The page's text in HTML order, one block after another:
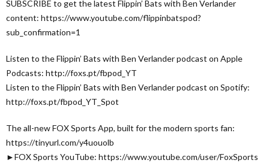
SUBSCRIBE to get the latest Flippin’ Bats with Ben Verlander
content: https://www.youtube.com/flippinbatspod?
sub_confirmation=1
Listen to the Flippin’ Bats with Ben Verlander podcast on Apple
Podcasts: http://foxs.pt/fbpod_YT
Listen to the Flippin’ Bats with Ben Verlander podcast on Spotify:
http://foxs.pt/fbpod_YT_Spot
The all-new FOX Sports App, built for the modern sports fan:
https://tinyurl.com/y4uouolb
►FOX Sports YouTube: https://www.youtube.com/user/FoxSports